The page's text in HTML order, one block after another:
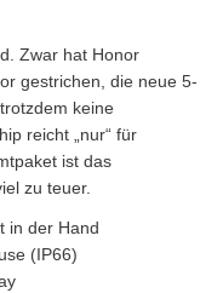
Zwar hat Honor
gestrichen, die neue 5-
keine
reicht „nur“ für
ist das
zu teuer.
in der Hand
(IP66)